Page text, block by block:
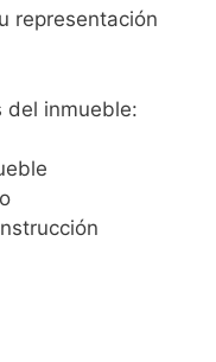
representación
del inmueble: